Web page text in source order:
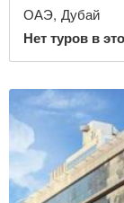
ОАЭ, Дубай
Нет туров в